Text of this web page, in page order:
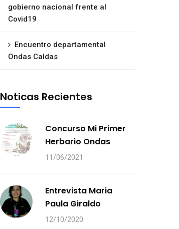
gobierno nacional frente al
Covid19
Encuentro departamental
Ondas Caldas
Noticas Recientes
Concurso Mi Primer
Herbario Ondas
11/06/2021
Entrevista Maria
Paula Giraldo
12/10/2020